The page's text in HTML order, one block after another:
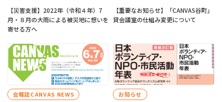
【災害支援】2022年（令和４年）7
月・８月の大雨による被災地に想いを
寄せる方へ
【重要なお知らせ】「CANVAS谷町」
貸会議室の仕組み変更について
会報誌CANVAS NEWS お知らせ